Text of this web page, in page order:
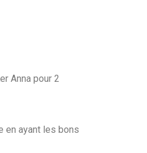
Anna pour 2
en ayant les bons